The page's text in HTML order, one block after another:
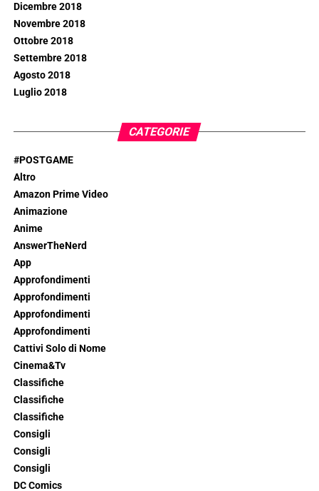
Dicembre 2018
Novembre 2018
Ottobre 2018
Settembre 2018
Agosto 2018
Luglio 2018
CATEGORIE
#POSTGAME
Altro
Amazon Prime Video
Animazione
Anime
AnswerTheNerd
App
Approfondimenti
Approfondimenti
Approfondimenti
Approfondimenti
Cattivi Solo di Nome
Cinema&Tv
Classifiche
Classifiche
Classifiche
Consigli
Consigli
Consigli
DC Comics